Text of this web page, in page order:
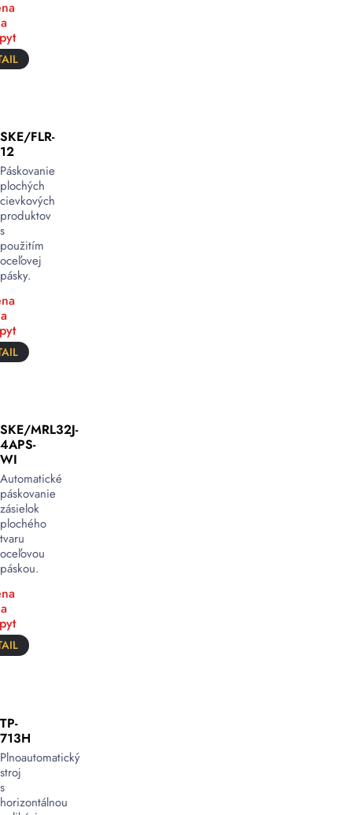
SKE/FLR-
12
Páskovanie
plochých
cievkových
produktov
s
použitím
oceľovej
pásky.
SKE/MRL32J-
4APS-
WI
Automatické
páskovanie
zásielok
plochého
tvaru
oceľovou
páskou.
TP-
713H
Plnoautomatický
stroj
s
horizontálnou